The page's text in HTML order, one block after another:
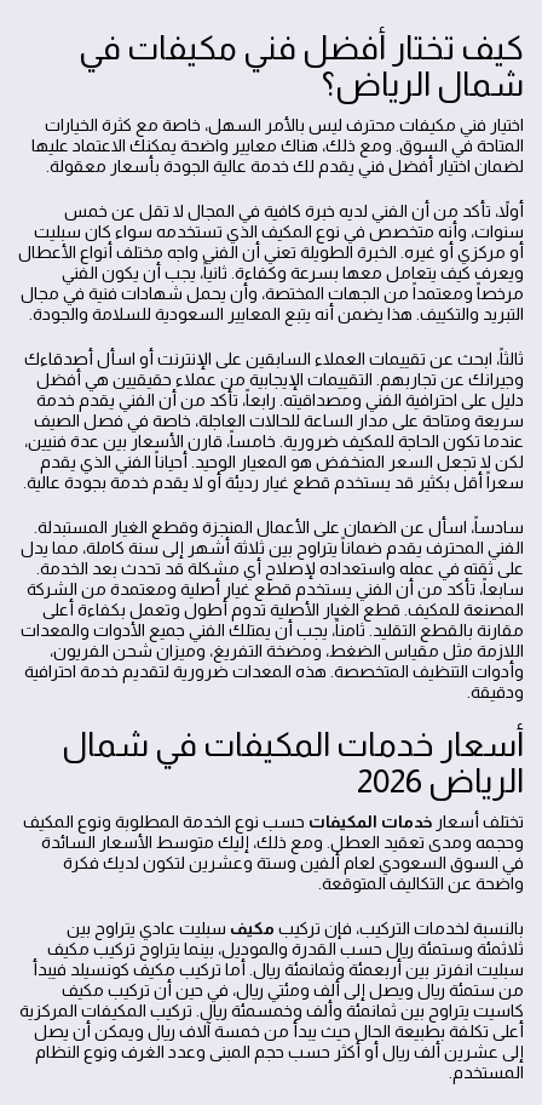
كيف تختار أفضل فني مكيفات في
شمال الرياض؟
اختيار فني مكيفات محترف ليس بالأمر السهل، خاصة مع كثرة الخيارات
المتاحة في السوق. ومع ذلك، هناك معايير واضحة يمكنك الاعتماد عليها
لضمان اختيار أفضل فني يقدم لك خدمة عالية الجودة بأسعار معقولة.
أولاً، تأكد من أن الفني لديه خبرة كافية في المجال لا تقل عن خمس
سنوات، وأنه متخصص في نوع المكيف الذي تستخدمه سواء كان سبليت
أو مركزي أو غيره. الخبرة الطويلة تعني أن الفني واجه مختلف أنواع الأعطال
ويعرف كيف يتعامل معها بسرعة وكفاءة. ثانياً، يجب أن يكون الفني
مرخصاً ومعتمداً من الجهات المختصة، وأن يحمل شهادات فنية في مجال
التبريد والتكييف. هذا يضمن أنه يتبع المعايير السعودية للسلامة والجودة.
ثالثاً، ابحث عن تقييمات العملاء السابقين على الإنترنت أو اسأل أصدقاءك
وجيرانك عن تجاربهم. التقييمات الإيجابية من عملاء حقيقيين هي أفضل
دليل على احترافية الفني ومصداقيته. رابعاً، تأكد من أن الفني يقدم خدمة
سريعة ومتاحة على مدار الساعة للحالات العاجلة، خاصة في فصل الصيف
عندما تكون الحاجة للمكيف ضرورية. خامساً، قارن الأسعار بين عدة فنيين،
لكن لا تجعل السعر المنخفض هو المعيار الوحيد. أحياناً الفني الذي يقدم
سعراً أقل بكثير قد يستخدم قطع غيار رديئة أو لا يقدم خدمة بجودة عالية.
سادساً، اسأل عن الضمان على الأعمال المنجزة وقطع الغيار المستبدلة.
الفني المحترف يقدم ضماناً يتراوح بين ثلاثة أشهر إلى سنة كاملة، مما يدل
على ثقته في عمله واستعداده لإصلاح أي مشكلة قد تحدث بعد الخدمة.
سابعاً، تأكد من أن الفني يستخدم قطع غيار أصلية ومعتمدة من الشركة
المصنعة للمكيف. قطع الغيار الأصلية تدوم أطول وتعمل بكفاءة أعلى
مقارنة بالقطع التقليد. ثامناً، يجب أن يمتلك الفني جميع الأدوات والمعدات
اللازمة مثل مقياس الضغط، ومضخة التفريغ، وميزان شحن الفريون،
وأدوات التنظيف المتخصصة. هذه المعدات ضرورية لتقديم خدمة احترافية
ودقيقة.
أسعار خدمات المكيفات في شمال
الرياض 2026
تختلف أسعار خدمات المكيفات حسب نوع الخدمة المطلوبة ونوع المكيف
وحجمه ومدى تعقيد العطل. ومع ذلك، إليك متوسط الأسعار السائدة
في السوق السعودي لعام ألفين وستة وعشرين لتكون لديك فكرة
واضحة عن التكاليف المتوقعة.
بالنسبة لخدمات التركيب، فإن تركيب مكيف سبليت عادي يتراوح بين
ثلاثمئة وستمئة ريال حسب القدرة والموديل، بينما يتراوح تركيب مكيف
سبليت انفرتر بين أربعمئة وثمانمئة ريال. أما تركيب مكيف كونسيلد فيبدأ
من ستمئة ريال ويصل إلى ألف ومئتي ريال، في حين أن تركيب مكيف
كاسيت يتراوح بين ثمانمئة وألف وخمسمئة ريال. تركيب المكيفات المركزية
أعلى تكلفة بطبيعة الحال حيث يبدأ من خمسة آلاف ريال ويمكن أن يصل
إلى عشرين ألف ريال أو أكثر حسب حجم المبنى وعدد الغرف ونوع النظام
المستخدم.